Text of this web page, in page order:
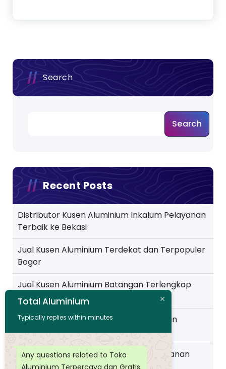
Search
Search
Recent Posts
Distributor Kusen Aluminium Inkalum Pelayanan
Terbaik ke Bekasi
Jual Kusen Aluminium Terdekat dan Terpopuler
Bogor
Jual Kusen Aluminium Batangan Terlengkap
Pelayanan ke Jakarta
Toko Kusen Aluminium Murah Pelayanan
Wilayah Pemalang
Distributor Kusen Aluminium Murah layanan
Wilayah Purwokerto
Total Aluminium
Typically replies within minutes
Any questions related to Toko
Aluminium Terpercaya dan Gratis